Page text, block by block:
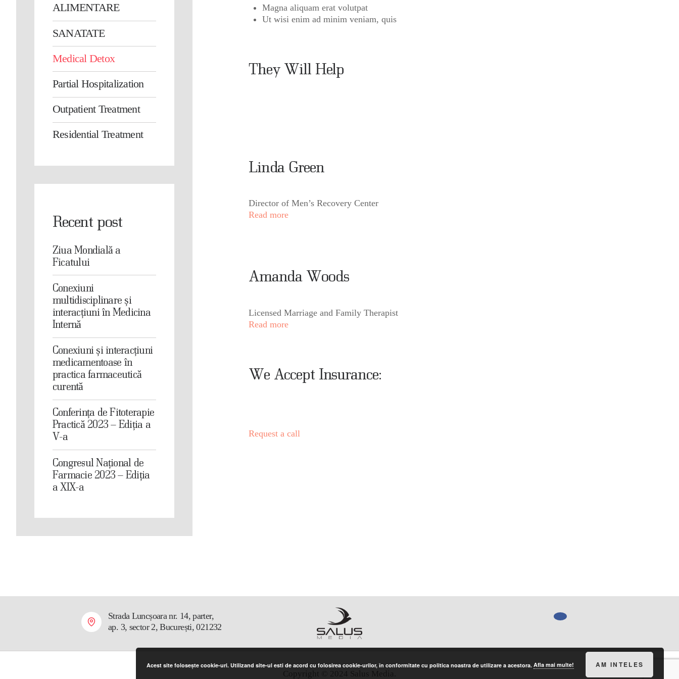
Magna aliquam erat volutpat
Ut wisi enim ad minim veniam, quis
They Will Help
Linda Green
Director of Men’s Recovery Center
Read more
Amanda Woods
Licensed Marriage and Family Therapist
Read more
We Accept Insurance:
Request a call
ALIMENTARE
SANATATE
Medical Detox
Partial Hospitalization
Outpatient Treatment
Residential Treatment
Recent post
Ziua Mondială a
Ficatului
Conexiuni
multidisciplinare și
interacțiuni în Medicina
Internă
Conexiuni și interacțiuni
medicamentoase în
practica farmaceutică
curentă
Conferința de Fitoterapie
Practică 2023 – Ediția a
V-a
Congresul Național de
Farmacie 2023 – Ediția
a XIX-a
Strada Luncșoara nr. 14, parter,
ap. 3, sector 2, București, 021232
Acest site folosește cookie-uri. Utilizand site-ul esti de acord cu folosirea cookie-urilor, în conformitate cu politica noastra de utilizare a acestora. Afla mai multe! AM INTELES